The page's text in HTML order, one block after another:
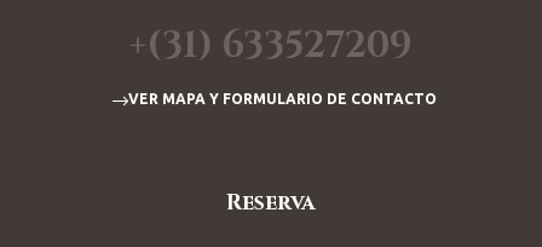
+(31) 633527209
VER MAPA Y FORMULARIO DE CONTACTO
Reserva